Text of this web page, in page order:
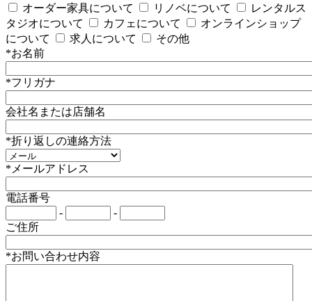
オーダー家具について
リノベについて
レンタルス
タジオについて
カフェについて
オンラインショップ
について
求人について
その他
*お名前
*フリガナ
会社名または店舗名
*折り返しの連絡方法
*メールアドレス
電話番号
-
-
ご住所
*お問い合わせ内容